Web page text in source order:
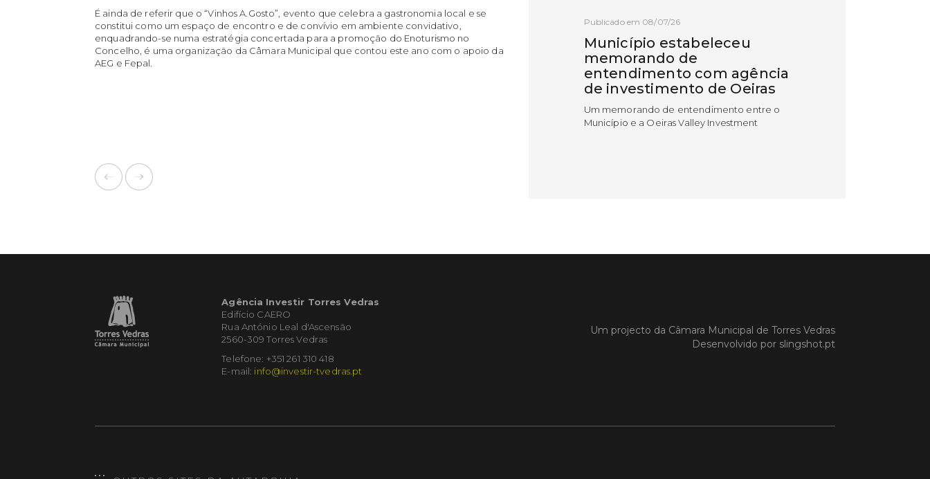
É ainda de referir que o “Vinhos A.Gosto”, evento que celebra a gastronomia local e se
constitui como um espaço de encontro e de convívio em ambiente convidativo,
enquadrando-se numa estratégia concertada para a promoção do Enoturismo no
Concelho, é uma organização da Câmara Municipal que contou este ano com o apoio da
AEG e Fepal.
Publicado em 08/07/26
Município estabeleceu
memorando de
entendimento com agência
de investimento de Oeiras
Um memorando de entendimento entre o
Município e a Oeiras Valley Investment
Vedras regressou entre os dias 13 e 16 de abril,
reunindo empreendedores, tecido
Agência Investir Torres Vedras
Edifício CAERO
Rua António Leal d'Ascensão
2560-309 Torres Vedras
Telefone: +351 261 310 418
E-mail: info@investir-tvedras.pt
Um projecto da Câmara Municipal de Torres Vedras
Desenvolvido por slingshot.pt